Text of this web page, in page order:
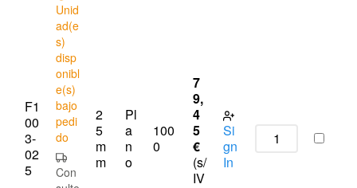
F1
00
3-
02
5
Unid
ad(e
s)
disp
onibl
e(s)
bajo
pedi
do
Con
2
5
m
m
Pl
a
n
o
100
0
7
9,
4
5
€
(s/
IV
Si
gn
In